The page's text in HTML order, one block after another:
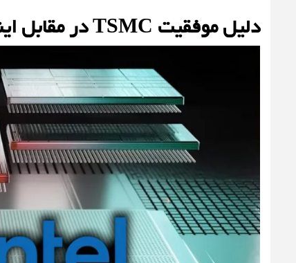
دلیل موفقیت TSMC در مقابل اینتل